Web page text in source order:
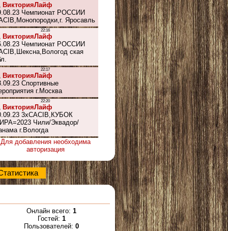
Для добавления необходима
авторизация
Онлайн всего: 1
Гостей: 1
Пользователей: 0